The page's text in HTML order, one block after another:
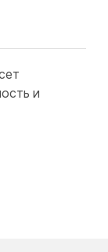
и